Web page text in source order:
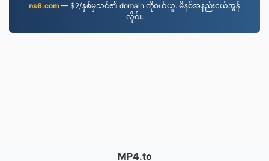
ns6.com — $2/နှစ်မှသင်၏ domain ကိုဝယ်ယူ. မိနစ်အနည်းငယ်အွန်
လိုင်း.
MP4.to